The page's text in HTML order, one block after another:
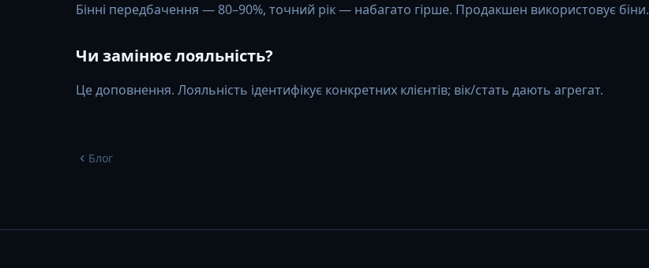
Бінні передбачення — 80–90%, точний рік — набагато гірше. Продакшен використовує біни.
Чи замінює лояльність?
Це доповнення. Лояльність ідентифікує конкретних клієнтів; вік/стать дають агрегат.
Блог